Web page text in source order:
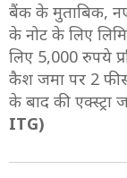
बैंक के मुताबिक,
के नोट के लिए
लिए 5,000 रुपये
कैश जमा पर 2
के बाद की एक्स्ट्रा
ITG)